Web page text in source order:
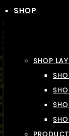
SHOP
SHOP